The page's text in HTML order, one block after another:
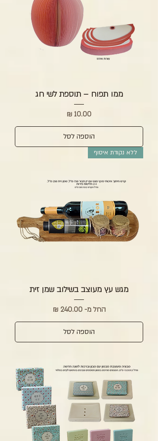
ממו תפוח – תוספת לשי חג
מחיר
הוספה לסל
ללא נקודת איסוף
מגש עץ מעוצב בשילוב שמן זית
החל מ-
‏240.00 ‏₪
מחיר מבצע
הוספה לסל